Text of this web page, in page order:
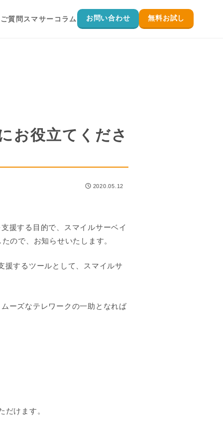
したい
にしたい
質問 スマサーコラム お問い合わせ 無料お試し
お役立てくださ
2020.05.12
援する目的で、スマイルサーベイ
ので、お知らせいたします。
援するツールとして、スマイルサ
ーズなテレワークの一助となれば
だけます。